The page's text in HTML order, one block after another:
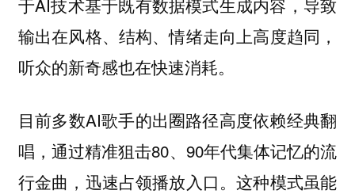
于AI技术基于既有数据模式生成内容，导致
输出在风格、结构、情绪走向上高度趋同，
听众的新奇感也在快速消耗。
目前多数AI歌手的出圈路径高度依赖经典翻
唱，通过精准狙击80、90年代集体记忆的流
行金曲，迅速占领播放入口。这种模式虽能